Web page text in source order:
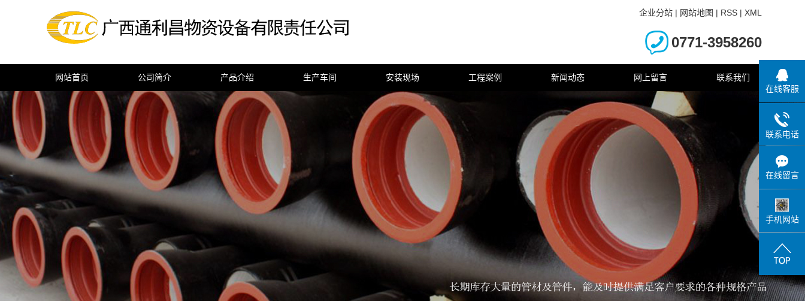
企业分站 | 网站地图 | RSS | XML
0771-3958260
网站首页 公司简介 产品介绍 生产车间 安装现场 工程案例 新闻动态 网上留言 联系我们
在线客服
联系电话
在线留言
手机网站